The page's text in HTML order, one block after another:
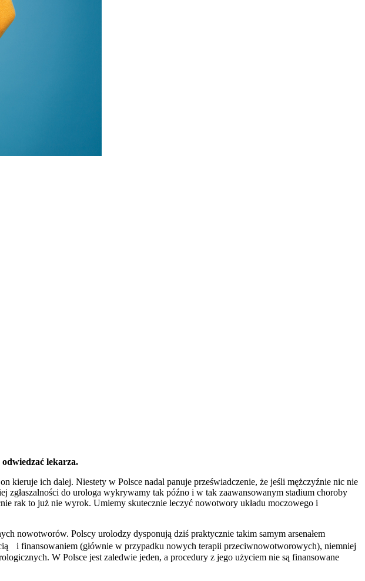
odwiedzać lekarza.
kieruje ich dalej. Niestety w Polsce nadal panuje przeświadczenie, że jeśli mężczyźnie nic nie
zgłaszalności do urologa wykrywamy tak późno i w tak zaawansowanym stadium choroby
rak to już nie wyrok. Umiemy skutecznie leczyć nowotwory układu moczowego i
nowotworów. Polscy urolodzy dysponują dziś praktycznie takim samym arsenałem
i finansowaniem (głównie w przypadku nowych terapii przeciwnowotworowych), niemniej
W Polsce jest zaledwie jeden, a procedury z jego użyciem nie są finansowane